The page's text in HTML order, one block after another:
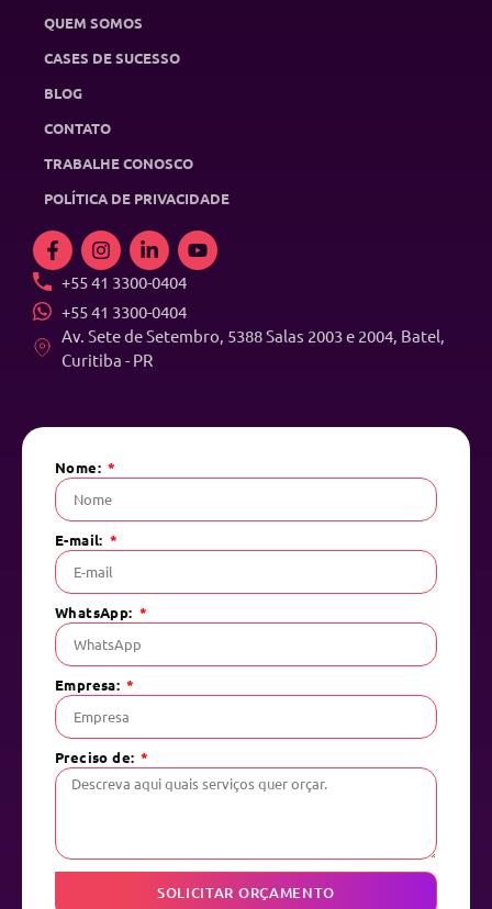
QUEM SOMOS
CASES DE SUCESSO
BLOG
CONTATO
TRABALHE CONOSCO
POLÍTICA DE PRIVACIDADE
+55 41 3300-0404
+55 41 3300-0404
Av. Sete de Setembro, 5388 Salas 2003 e 2004, Batel,
Curitiba - PR
Nome:
E-mail:
WhatsApp:
Empresa:
Preciso de:
SOLICITAR ORÇAMENTO